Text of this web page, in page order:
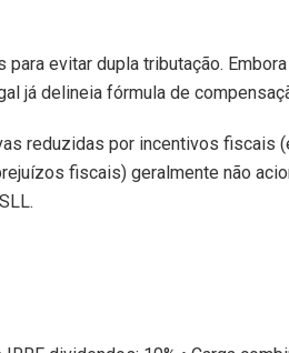
evitar dupla tributação.
já delineia fórmula de
reduzidas por incentivos fiscais
fiscais) geralmente não